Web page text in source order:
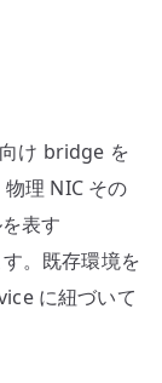
け bridge を
理 NIC その
表す
。既存環境を
に紐づいて